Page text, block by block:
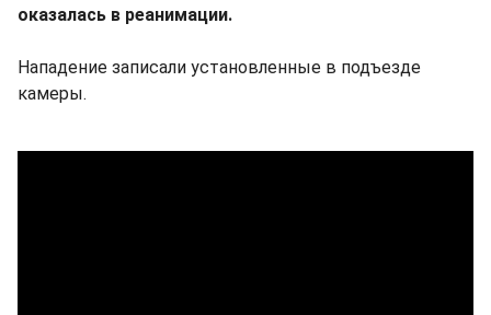
оказалась в реанимации.
Нападение записали установленные в подъезде
камеры.